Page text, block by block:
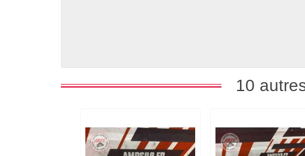
10